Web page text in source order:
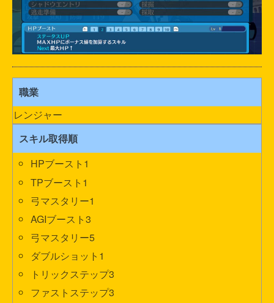
職業
レンジャー
スキル取得順
HPブースト1
TPブースト1
弓マスタリー1
AGIブースト3
弓マスタリー5
ダブルショット1
トリックステップ3
ファストステップ3